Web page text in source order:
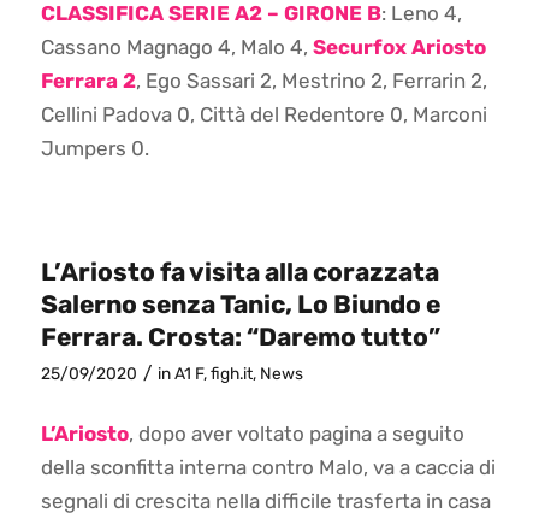
CLASSIFICA SERIE A2 – GIRONE B: Leno 4,
Cassano Magnago 4, Malo 4, Securfox Ariosto
Ferrara 2, Ego Sassari 2, Mestrino 2, Ferrarin 2,
Cellini Padova 0, Città del Redentore 0, Marconi
Jumpers 0.
L’Ariosto fa visita alla corazzata
Salerno senza Tanic, Lo Biundo e
Ferrara. Crosta: “Daremo tutto”
25/09/2020 / inA1 F,figh.it, News
L’Ariosto, dopo aver voltato pagina a seguito
della sconfitta interna contro Malo, va a caccia di
segnali di crescita nella difficile trasferta in casa